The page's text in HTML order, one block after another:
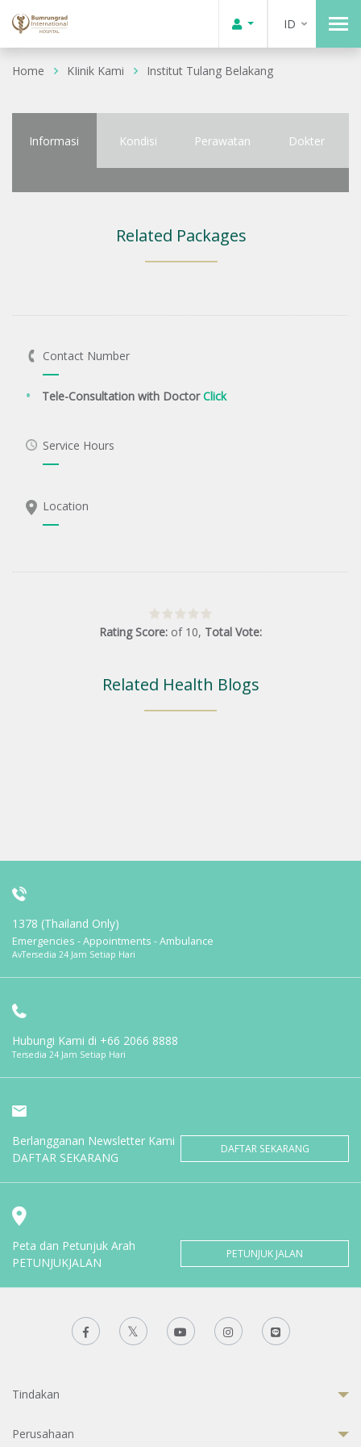
ID
Home KIinik Kami Institut Tulang Belakang
Informasi Kondisi Perawatan Dokter
Related Packages
Contact Number
Tele-Consultation with DoctorClick
Service Hours
Location
Rating Score: of 10, Total Vote:
Related Health Blogs
1378 (Thailand Only)
Emergencies - Appointments - Ambulance
AvTersedia 24 Jam Setiap Hari
Hubungi Kami di +66 2066 8888
Tersedia 24 Jam Setiap Hari
Berlangganan Newsletter Kami
DAFTAR SEKARANG
DAFTAR SEKARANG
Peta dan Petunjuk Arah
PETUNJUKJALAN
PETUNJUK JALAN
Tindakan
Perusahaan